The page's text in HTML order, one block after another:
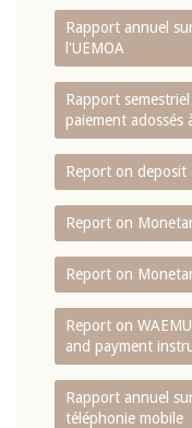
Rapport annuel
l'UEMOA
Rapport
paiement adossés
Report on deposit
Report on
Report on
Report on
and payment
Rapport annuel
téléphonie mobile